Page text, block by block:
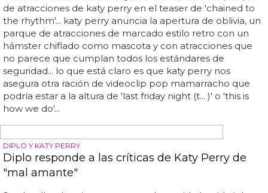
DIVAS NAVIDEÑAS
Tartazo en la cara a Katy Perry y Orlando Bloom
orlando bloom
orlando bloomterminan el año recibiendo merecidos
tartazos en la cara... katy perry yorlando bloomestán
pasando unas navidades muy juntos, desmintiendo así los